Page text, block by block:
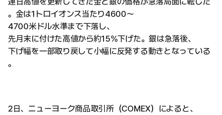
。金は1トロイオンス当たり4600〜
4700米ドル水準まで下落し、
先月末に付けた高値から約15%下げた。銀は急落後、
下げ幅を一部取り戻して小幅に反発する動きとなっている
。
2日、ニューヨーク商品取引所（COMEX）によると、